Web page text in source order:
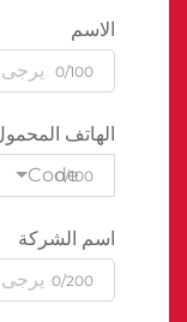
الاسم
0/100
الهاتف
Code
0/100
اسم الشركة
0/200